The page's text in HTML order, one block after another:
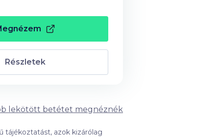
Részletek
lekötött betétet megnéznék
azok kizárólag